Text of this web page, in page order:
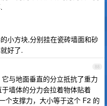
小方块,分别挂在瓷砖墙面和砂
好了.
88
与地面垂直的分立抵抗了重力
墙体的分力会拉着物体贴着
个支撑力，大小等于这个 F2 的